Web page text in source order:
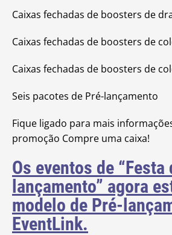
Caixas fechadas de boosters de
Caixas fechadas de boosters de
Caixas fechadas de boosters de
Seis pacotes de Pré-lançamento
Fique ligado para mais
promoção Compre uma caixa!
Os eventos de “Festa
lançamento” agora
modelo de Pré-
EventLink.